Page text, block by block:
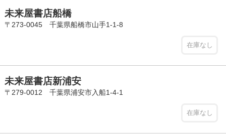
未来屋書店船橋
〒273-0045 千葉県船橋市山手1-1-8
在庫なし
未来屋書店新浦安
〒279-0012 千葉県浦安市入船1-4-1
在庫なし